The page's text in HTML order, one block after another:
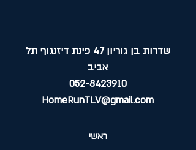
שדרות בן גוריון 47 פינת דיזנגוף תל
אביב
052-8423910
HomeRunTLV@gmail.com
ראשי